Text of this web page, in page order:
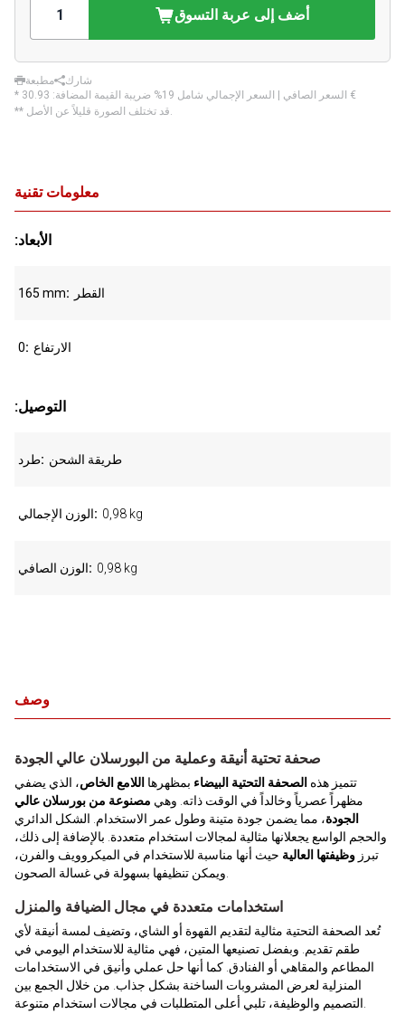
أضف إلى عربة التسوق
مطبعة
شارك
* السعر الصافي | السعر الإجمالي شامل 19% ضريبة القيمة المضافة: ‏30.93 €
** قد تختلف الصورة قليلاً عن الأصل.
وصف
صحفة تحتية أنيقة وعملية من البورسلان عالي الجودة
تتميز هذه الصحفة التحتية البيضاء بمظهرها اللامع الخاص، الذي يضفي
مظهراً عصرياً وخالداً في الوقت ذاته. وهي مصنوعة من بورسلان عالي
الجودة، مما يضمن جودة متينة وطول عمر الاستخدام. الشكل الدائري
والحجم الواسع يجعلانها مثالية لمجالات استخدام متعددة. بالإضافة إلى ذلك،
تبرز وظيفتها العالية حيث أنها مناسبة للاستخدام في الميكروويف والفرن،
استخدامات متعددة في مجال الضيافة والمنزل
تُعد الصحفة التحتية مثالية لتقديم القهوة أو الشاي، وتضيف لمسة أنيقة لأي
طقم تقديم. وبفضل تصنيعها المتين، فهي مثالية للاستخدام اليومي في
المطاعم والمقاهي أو الفنادق. كما أنها حل عملي وأنيق في الاستخدامات
المنزلية لعرض المشروبات الساخنة بشكل جذاب. من خلال الجمع بين
معلومات تقنية
:الأبعاد
165 mm القطر
0 الارتفاع
:التوصيل
طرد طريقة الشحن
الوزن الإجمالي 0,98 kg
الوزن الصافي 0,98 kg